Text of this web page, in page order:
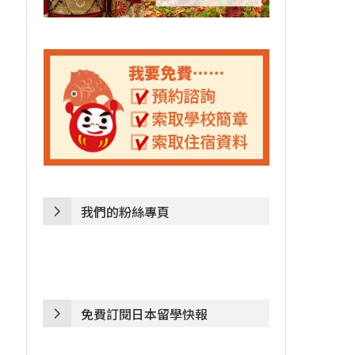
我們的粉絲專頁
免費訂閱日本留學快報